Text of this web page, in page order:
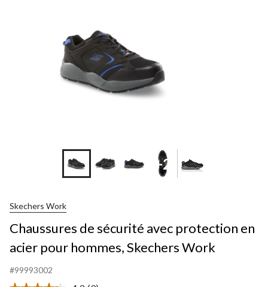
+2
Skechers Work
Chaussures de sécurité avec protection en
acier pour hommes, Skechers Work
#99993002